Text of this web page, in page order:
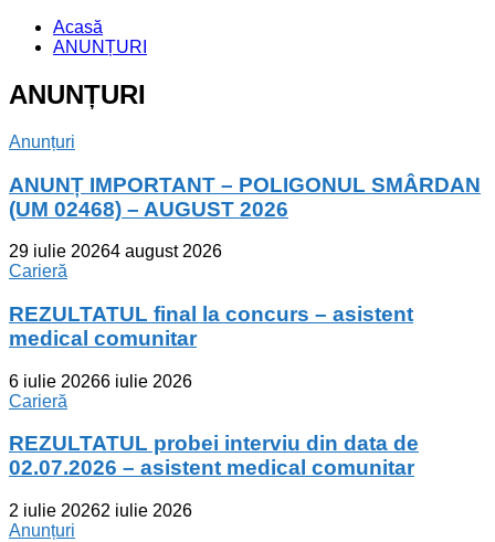
Acasă
ANUNȚURI
ANUNȚURI
Anunțuri
ANUNȚ IMPORTANT – POLIGONUL SMÂRDAN
(UM 02468) – AUGUST 2026
29 iulie 20264 august 2026
Carieră
REZULTATUL final la concurs – asistent
medical comunitar
6 iulie 20266 iulie 2026
Carieră
REZULTATUL probei interviu din data de
02.07.2026 – asistent medical comunitar
2 iulie 20262 iulie 2026
Anunțuri